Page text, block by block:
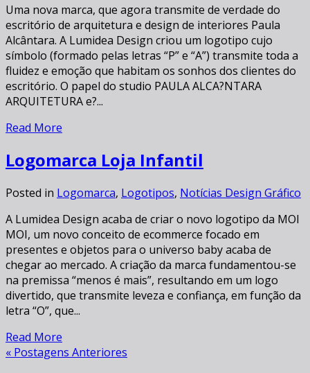
Uma nova marca, que agora transmite de verdade do
escritório de arquitetura e design de interiores Paula
Alcântara. A Lumidea Design criou um logotipo cujo
símbolo (formado pelas letras “P” e “A”) transmite toda a
fluidez e emoção que habitam os sonhos dos clientes do
escritório. O papel do studio PAULA ALCA?NTARA
ARQUITETURA e?...
Read More
Logomarca Loja Infantil
Posted in Logomarca, Logotipos, Notícias Design Gráfico
A Lumidea Design acaba de criar o novo logotipo da MOI
MOI, um novo conceito de ecommerce focado em
presentes e objetos para o universo baby acaba de
chegar ao mercado. A criação da marca fundamentou-se
na premissa “menos é mais”, resultando em um logo
divertido, que transmite leveza e confiança, em função da
letra “O”, que...
Read More
« Postagens Anteriores